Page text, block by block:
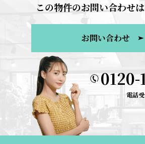
この物件のお問い合わせ
お問い合わせ
0120-
電話